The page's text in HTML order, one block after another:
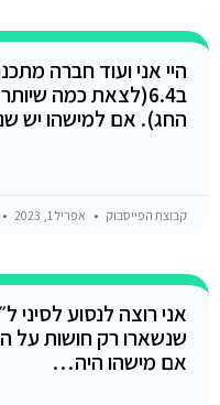
היי אני ועוד חברה
החג). אם למישהו יש
קבוצת הפייסבוק אפריל 1, 2023
אני רוצה לנסוע
שנשארו רק חושות על
אם מישהו היה…